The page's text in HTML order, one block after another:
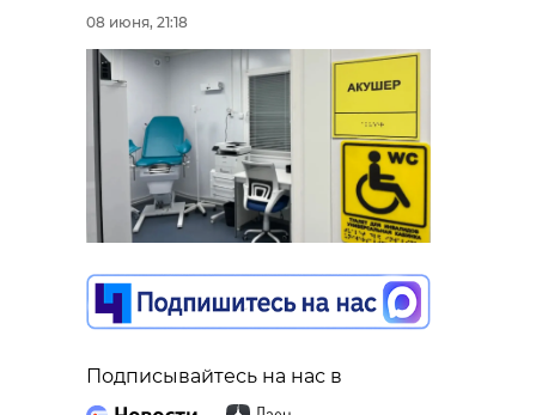
08 июня, 21:18
Подписывайтесь на нас в